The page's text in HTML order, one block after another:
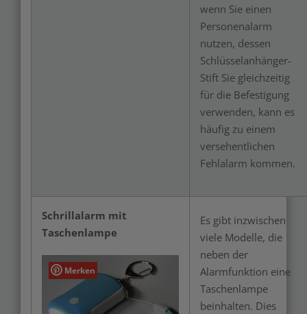
wenn Sie einen
Personenalarm
nutzen, dessen
Schlüsselanhänger-
Stift Sie gleichzeitig
für die Befestigung
verwenden, kann es
häufig zu einem
versehentlichen
Fehlalarm kommen.
Schrillalarm mit
Taschenlampe
Merken
Es gibt inzwischen
viele Modelle, die
neben der
Alarmfunktion eine
Taschenlampe
beinhalten. Dies